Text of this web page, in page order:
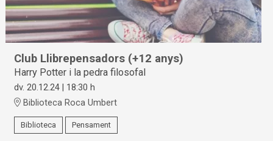
Club Llibrepensadors (+12 anys)
Harry Potter i la pedra filosofal
dv. 20.12.24 | 18:30 h
Biblioteca Roca Umbert
Biblioteca Pensament